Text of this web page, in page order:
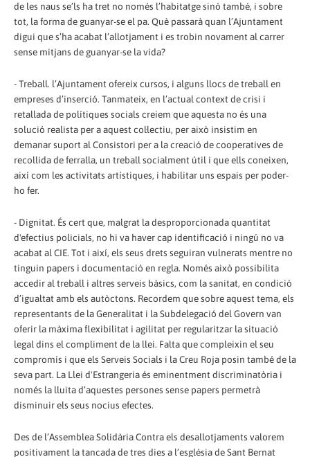
de les naus se’ls ha tret no només l’habitatge sinó també, i sobre
tot, la forma de guanyar-se el pa. Què passarà quan l’Ajuntament
digui que s’ha acabat l’allotjament i es trobin novament al carrer
sense mitjans de guanyar-se la vida?
- Treball. l’Ajuntament ofereix cursos, i alguns llocs de treball en
empreses d’inserció. Tanmateix, en l’actual context de crisi i
retallada de polítiques socials creiem que aquesta no és una
solució realista per a aquest col·lectiu, per això insistim en
demanar suport al Consistori per a la creació de cooperatives de
recollida de ferralla, un treball socialment útil i que ells coneixen,
així com les activitats artístiques, i habilitar uns espais per poder-
ho fer.
- Dignitat. És cert que, malgrat la desproporcionada quantitat
d'efectius policials, no hi va haver cap identificació i ningú no va
acabat al CIE. Tot i així, els seus drets seguiran vulnerats mentre no
tinguin papers i documentació en regla. Només això possibilita
accedir al treball i altres serveis bàsics, com la sanitat, en condició
d’igualtat amb els autòctons. Recordem que sobre aquest tema, els
representants de la Generalitat i la Subdelegació del Govern van
oferir la màxima flexibilitat i agilitat per regularitzar la situació
legal dins el compliment de la llei. Falta que compleixin el seu
compromís i que els Serveis Socials i la Creu Roja posin també de la
seva part. La Llei d'Estrangeria és eminentment discriminatòria i
només la lluita d’aquestes persones sense papers permetrà
disminuir els seus nocius efectes.
Des de l’Assemblea Solidària Contra els desallotjaments valorem
positivament la tancada de tres dies a l’església de Sant Bernat